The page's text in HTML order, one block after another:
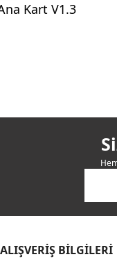
Kart V1.3
ALIŞVERİŞ BİLGİLERİ